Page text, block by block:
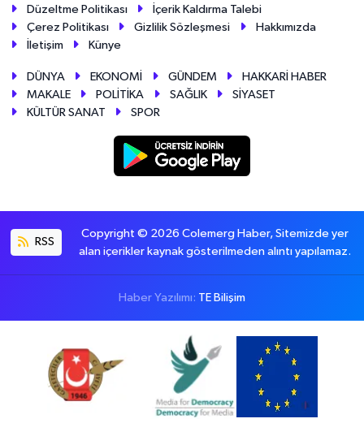
Düzeltme Politikası
İçerik Kaldırma Talebi
Çerez Politikası
Gizlilik Sözleşmesi
Hakkımızda
İletişim
Künye
DÜNYA EKONOMİ GÜNDEM
HAKKARİ HABER
MAKALE
POLİTİKA SAĞLIK
SİYASET
KÜLTÜR SANAT
SPOR
RSS
Copyright © 2026 Colemerg Haber, Sitemizde yer
alan içerikler kaynak gösterilmeden alıntı yapılamaz.
Haber Yazılımı: TE Bilişim